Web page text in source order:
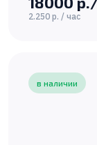
2.250 р. / час
в наличии